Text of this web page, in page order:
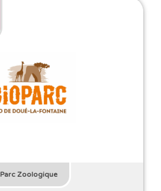
Parc Zoologique